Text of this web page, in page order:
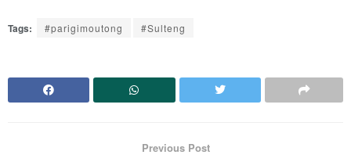
Tags: #parigimoutong #Sulteng
Previous Post